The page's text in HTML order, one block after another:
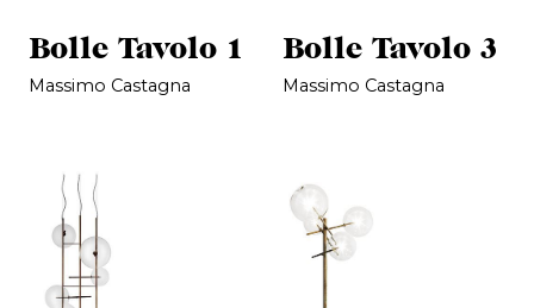
Bolle Tavolo 1
Massimo Castagna
Bolle Tavolo 3
Massimo Castagna